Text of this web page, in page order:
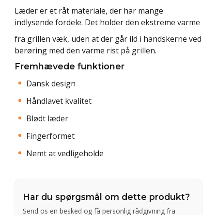
Læder er et råt materiale, der har mange
indlysende fordele. Det holder den ekstreme varme
fra grillen væk, uden at der går ild i handskerne ved
berøring med den varme rist på grillen.
Fremhævede funktioner
Dansk design
Håndlavet kvalitet
Blødt læder
Fingerformet
Nemt at vedligeholde
Har du spørgsmål om dette produkt?
Send os en besked og få personlig rådgivning fra